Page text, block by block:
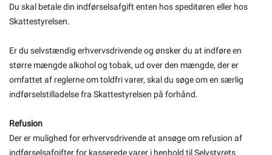
Du skal betale din indførselsafgift enten hos speditøren eller hos
Skattestyrelsen.
Er du selvstændig erhvervsdrivende og ønsker du at indføre en
større mængde alkohol og tobak, ud over den mængde, der er
omfattet af reglerne om toldfri varer, skal du søge om en særlig
indførselstilladelse fra Skattestyrelsen på forhånd.
Refusion
Der er mulighed for erhvervsdrivende at ansøge om refusion af
indførselsafgifter for kasserede varer i henhold til Selvstyrets